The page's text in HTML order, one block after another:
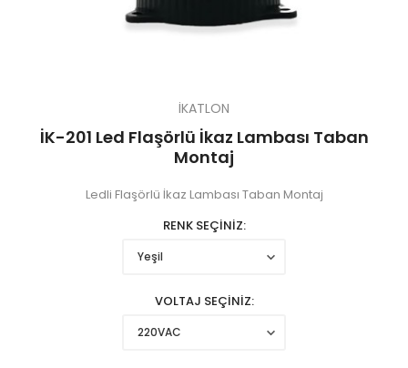
İKATLON
İK-201 Led Flaşörlü İkaz Lambası Taban
Montaj
Ledli Flaşörlü İkaz Lambası Taban Montaj
RENK SEÇİNİZ
VOLTAJ SEÇİNİZ